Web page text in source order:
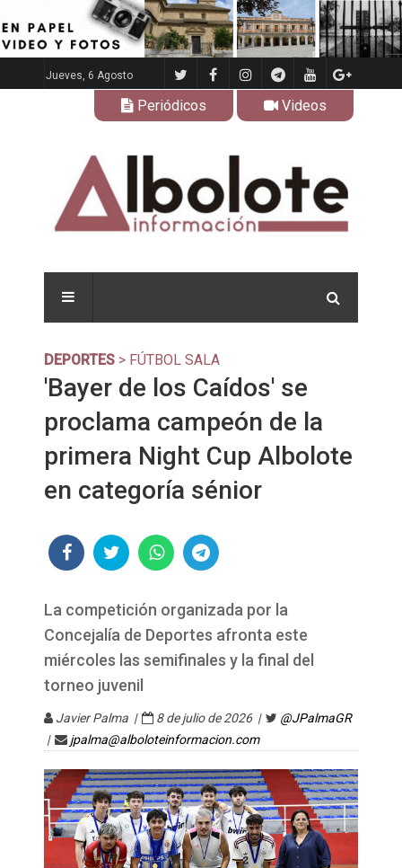
Jueves, 6 Agosto
Periódicos Videos
DEPORTES > FÚTBOL SALA
'Bayer de los Caídos' se
proclama campeón de la
primera Night Cup Albolote
en categoría sénior
La competición organizada por la
Concejalía de Deportes afronta este
miércoles las semifinales y la final del
torneo juvenil
Javier Palma | 8 de julio de 2026 |
@JPalmaGR
|
jpalma@alboloteinformacion.com